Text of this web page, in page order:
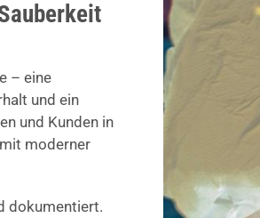
– eine
und ein
und Kunden in
moderner
dokumentiert.